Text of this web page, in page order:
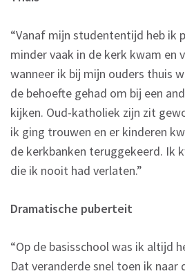
“Vanaf mijn studententijd heb ik
minder vaak in de kerk kwam en
wanneer ik bij mijn ouders thuis
de behoefte gehad om bij een
kijken. Oud-katholiek zijn zit
ik ging trouwen en er kinderen
de kerkbanken teruggekeerd. Ik
die ik nooit had verlaten.”
Dramatische puberteit
“Op de basisschool was ik altijd
Dat veranderde snel toen ik